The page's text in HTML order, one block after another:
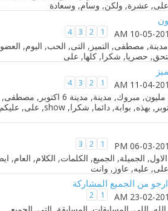
1
2
3
4
1
2
3
4
1
2
3
من الجميع المشاركة
1
2